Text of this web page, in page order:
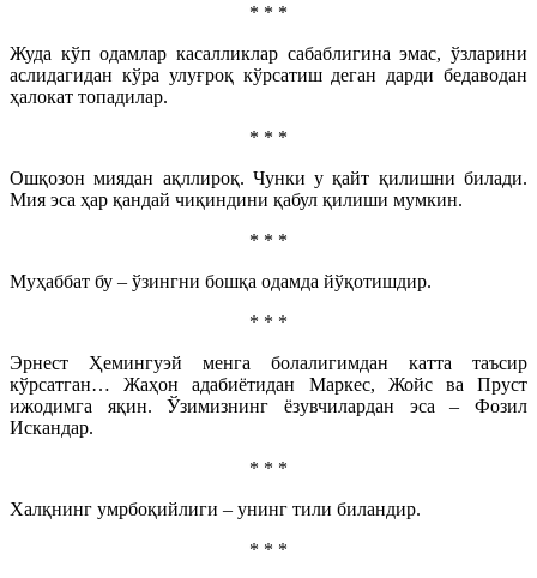
* * *
Жуда кўп одамлар касалликлар сабаблигина эмас, ўзларини
аслидагидан кўра улуғроқ кўрсатиш деган дарди бедаводан
ҳалокат топадилар.
* * *
Ошқозон миядан ақллироқ. Чунки у қайт қилишни билади.
Мия эса ҳар қандай чиқиндини қабул қилиши мумкин.
* * *
Муҳаббат бу – ўзингни бошқа одамда йўқотишдир.
* * *
Эрнест Ҳемингуэй менга болалигимдан катта таъсир
кўрсатган… Жаҳон адабиётидан Маркес, Жойс ва Пруст
ижодимга яқин. Ўзимизнинг ёзувчилардан эса – Фозил
Искандар.
* * *
Халқнинг умрбоқийлиги – унинг тили биландир.
* * *